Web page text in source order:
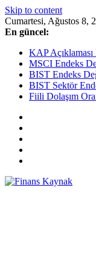
Skip to content
Cumartesi, Ağustos 8,
En güncel:
KAP
MSCI Endeks
BIST Endeks
BIST Sektör
Fiili Dolaşım